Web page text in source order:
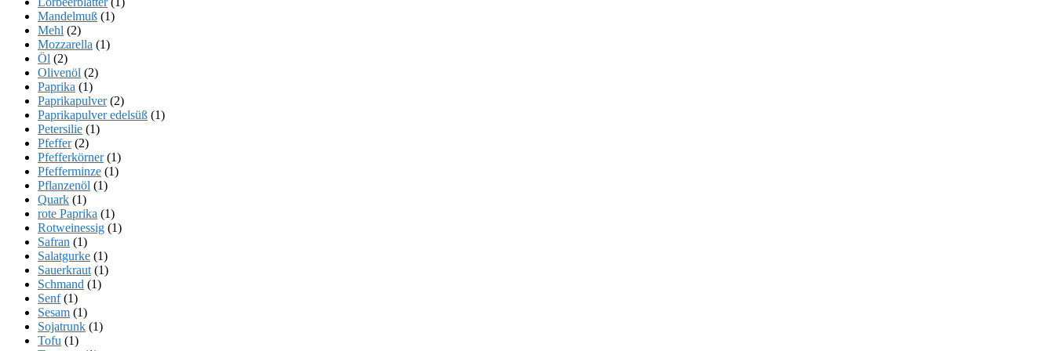
Mandelmuß (1)
Mehl (2)
Mozzarella (1)
Öl (2)
Olivenöl (2)
Paprika (1)
Paprikapulver(2)
Paprikapulver edelsüß (1)
Petersilie (1)
Pfeffer(2)
Pfefferkörner(1)
Pfefferminze (1)
Pflanzenöl (1)
Quark (1)
rote Paprika (1)
Rotweinessig (1)
Safran (1)
Salatgurke (1)
Sauerkraut (1)
Schmand (1)
Senf(1)
Sesam (1)
Sojatrunk (1)
Tofu (1)